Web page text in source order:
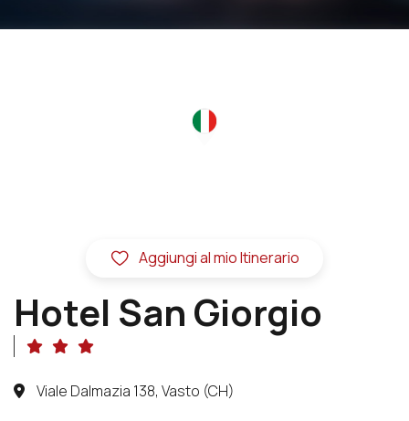
Hotel San Giorgio
Aggiungi al mio Itinerario
Viale Dalmazia 138, Vasto (CH)